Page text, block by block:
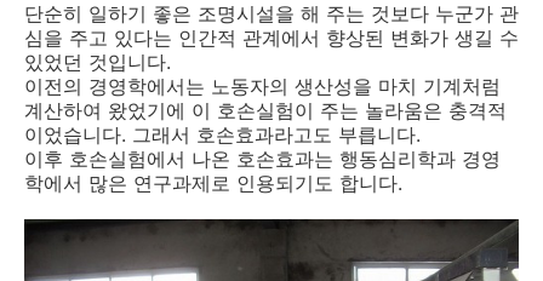
단순히 일하기 좋은 조명시설을 해 주는 것보다 누군가 관
심을 주고 있다는 인간적 관계에서 향상된 변화가 생길 수
있었던 것입니다.
이전의 경영학에서는 노동자의 생산성을 마치 기계처럼
계산하여 왔었기에 이 호손실험이 주는 놀라움은 충격적
이었습니다. 그래서 호손효과라고도 부릅니다.
이후 호손실험에서 나온 호손효과는 행동심리학과 경영
학에서 많은 연구과제로 인용되기도 합니다.